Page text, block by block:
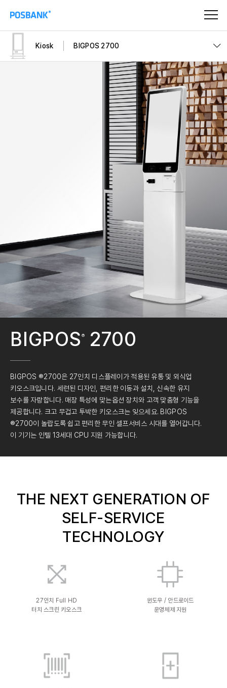
Kiosk BIGPOS 2700
BIGPOS ® 2700
BIGPOS ®2700은 27인치 디스플레이가 적용된 유통 및 외식업
키오스크입니다. 세련된 디자인, 편리한 이동과 설치, 신속한 유지
보수를 자랑합니다. 매장 특성에 맞는옵션 장치와 고객 맞춤형 기능을
제공합니다. 크고 무겁고 투박한 키오스크는 잊으세요. BIGPOS
®2700이 놀랍도록 쉽고 편리한 무인 셀프서비스 시대를 열어갑니다.
이 기기는 인텔 13세대 CPU 지원 가능합니다.
THE NEXT GENERATION OF
SELF-SERVICE
TECHNOLOGY
27인치 Full HD
터치 스크린 키오스크
윈도우 / 안드로이드
운영체제 지원